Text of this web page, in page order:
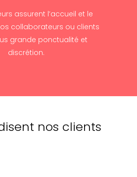
assurent l’accueil et le
collaborateurs ou clients
grande ponctualité et
discrétion.
nos clients